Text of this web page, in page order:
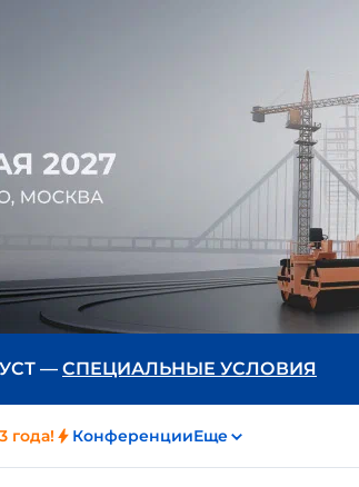
— СПЕЦИАЛЬНЫЕ УСЛОВИЯ
года! КонференцииЕще